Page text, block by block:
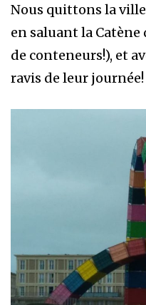
Nous quittons la
en saluant la Catène
de conteneurs!), et
ravis de leur journée!